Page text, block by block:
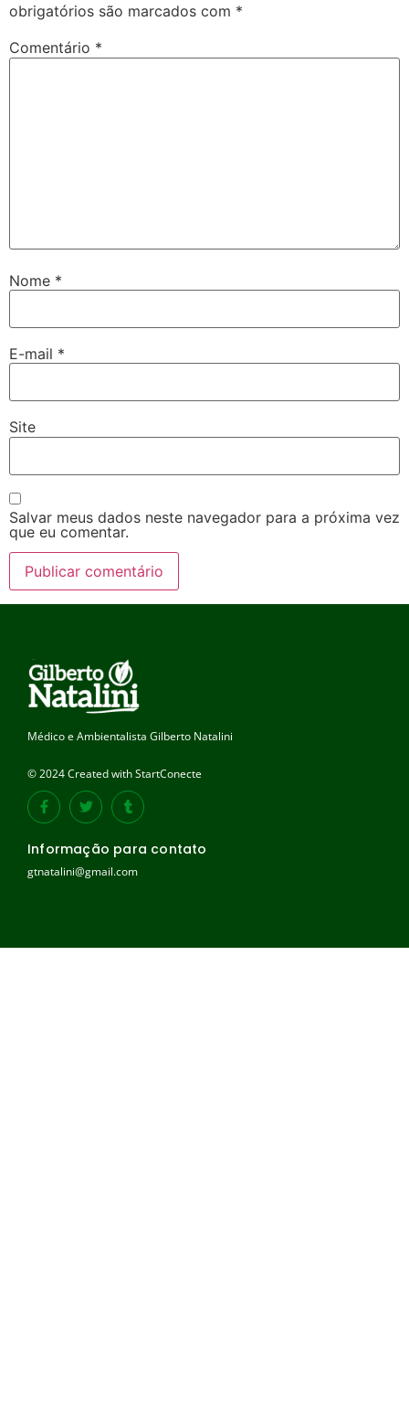
obrigatórios são marcados com *
Comentário *
Nome *
E-mail *
Site
Salvar meus dados neste navegador para a próxima vez
que eu comentar.
Médico e Ambientalista Gilberto Natalini
© 2024 Created with StartConecte
Informação para contato
gtnatalini@gmail.com